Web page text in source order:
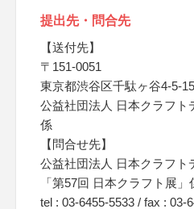
提出先・問合先
【送付先】
〒151-0051
東京都渋谷区千駄ヶ谷4-5-
公益社団法人 日本クラフト
係
【問合せ先】
公益社団法人 日本クラフト
「第57回 日本クラフト展」
tel : 03-6455-5533 / fax : 03-